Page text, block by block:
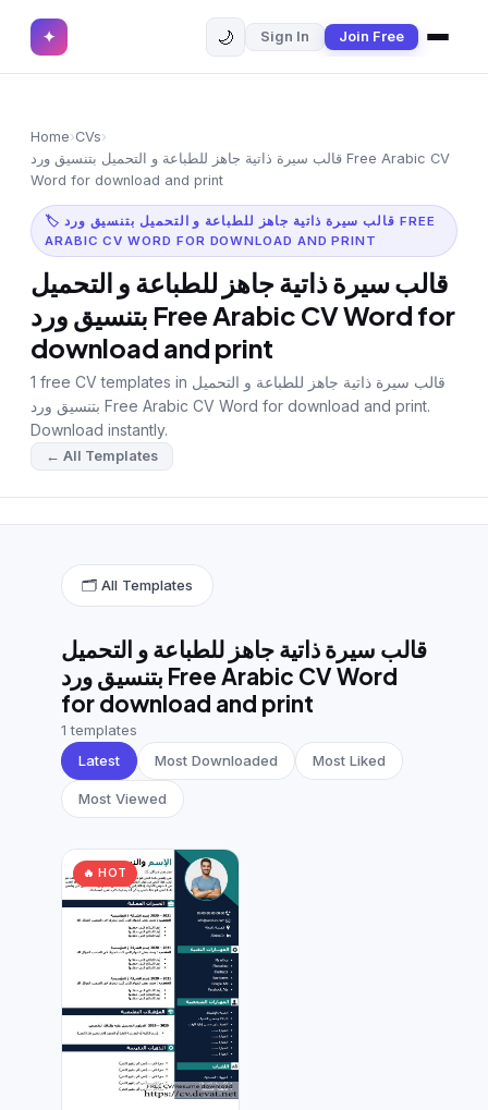
✦ ✕
Browse CVs
Most Downloaded
Most Liked
Blog
CV CATEGORIES
English CV (439)
Arabic CV (69)
German CV (19)
Sign In
✦ 🌙 Sign In Join Free
Home›CVs›
قالب سيرة ذاتية جاهز للطباعة و التحميل بتنسيق ورد Free Arabic CV
Word for download and print
🏷 قالب سيرة ذاتية جاهز للطباعة و التحميل بتنسيق ورد FREE
ARABIC CV WORD FOR DOWNLOAD AND PRINT
قالب سيرة ذاتية جاهز للطباعة و التحميل
بتنسيق ورد Free Arabic CV Word for
download and print
1 free CV templates in قالب سيرة ذاتية جاهز للطباعة و التحميل
بتنسيق ورد Free Arabic CV Word for download and print.
Download instantly.
← All Templates
🗂 All Templates
قالب سيرة ذاتية جاهز للطباعة و التحميل
بتنسيق ورد Free Arabic CV Word
for download and print
1 templates
Latest
Most Downloaded Most Liked
Most Viewed
🔥 HOT